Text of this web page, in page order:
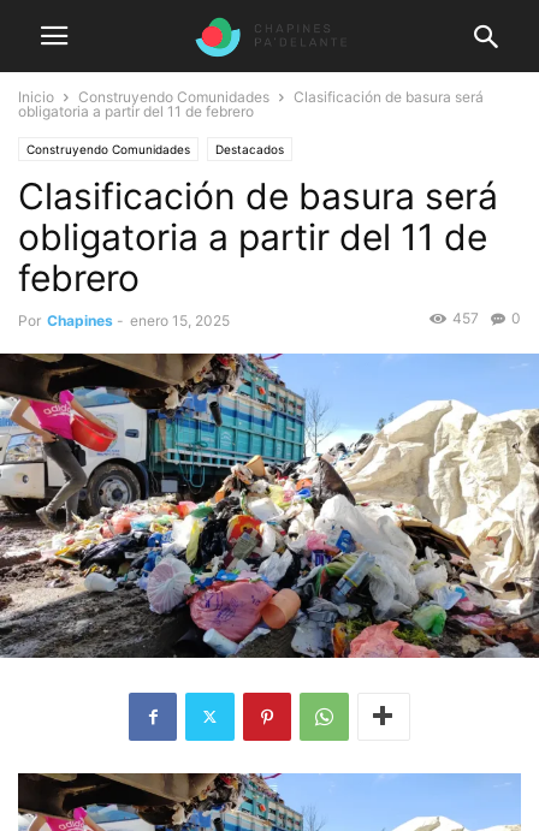
Inicio Construyendo Comunidades
Clasificación de basura será
obligatoria a partir del 11 de febrero
Construyendo Comunidades Destacados
Clasificación de basura será
obligatoria a partir del 11 de
febrero
Por Chapines - enero 15, 2025 0
457